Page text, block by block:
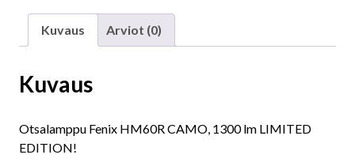
Kuvaus Arviot (0)
Kuvaus
Otsalamppu Fenix HM60R CAMO, 1300 lm LIMITED
EDITION!